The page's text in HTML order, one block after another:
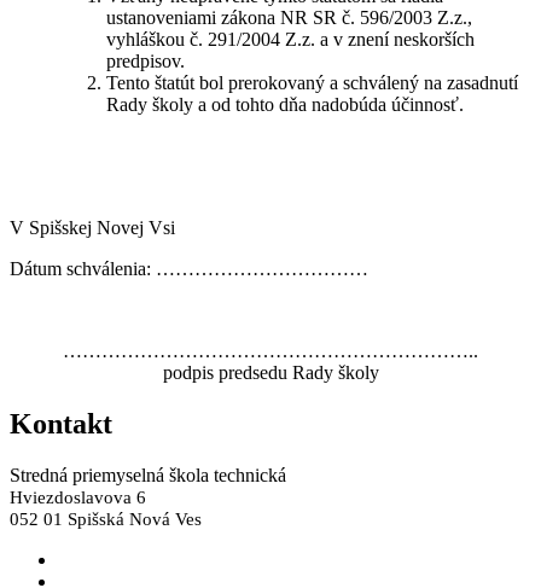
ustanoveniami zákona NR SR č. 596/2003 Z.z.,
vyhláškou č. 291/2004 Z.z. a v znení neskorších
predpisov.
Tento štatút bol prerokovaný a schválený na zasadnutí
Rady školy a od tohto dňa nadobúda účinnosť.
V Spišskej Novej Vsi
Dátum schválenia: ……………………………
………………………………………………………..
podpis predsedu Rady školy
Kontakt
Stredná priemyselná škola technická
Hviezdoslavova 6
052 01 Spišská Nová Ves